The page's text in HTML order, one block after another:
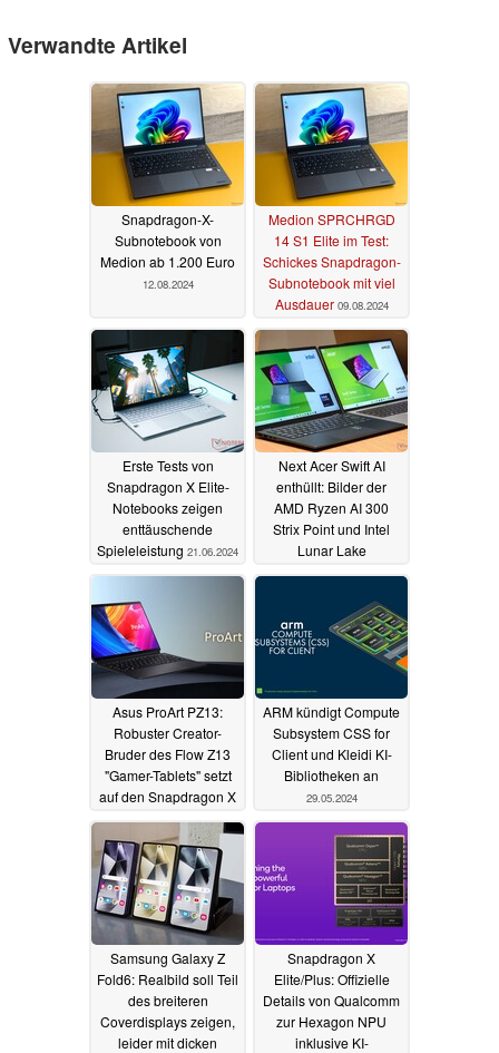
Verwandte Artikel
Snapdragon-X-
Subnotebook von
Medion ab 1.200 Euro
12.08.2024
Medion SPRCHRGD
14 S1 Elite im Test:
Schickes Snapdragon-
Subnotebook mit viel
Ausdauer 09.08.2024
Erste Tests von
Snapdragon X Elite-
Notebooks zeigen
enttäuschende
Spieleleistung 21.06.2024
Next Acer Swift AI
enthüllt: Bilder der
AMD Ryzen AI 300
Strix Point und Intel
Lunar Lake
04.06.2024
Asus ProArt PZ13:
Robuster Creator-
Bruder des Flow Z13
"Gamer-Tablets" setzt
auf den Snapdragon X
03.06.2024
ARM kündigt Compute
Subsystem CSS for
Client und Kleidi KI-
Bibliotheken an
29.05.2024
Samsung Galaxy Z
Fold6: Realbild soll Teil
des breiteren
Coverdisplays zeigen,
leider mit dicken
Snapdragon X
Elite/Plus: Offizielle
Details von Qualcomm
zur Hexagon NPU
inklusive KI-